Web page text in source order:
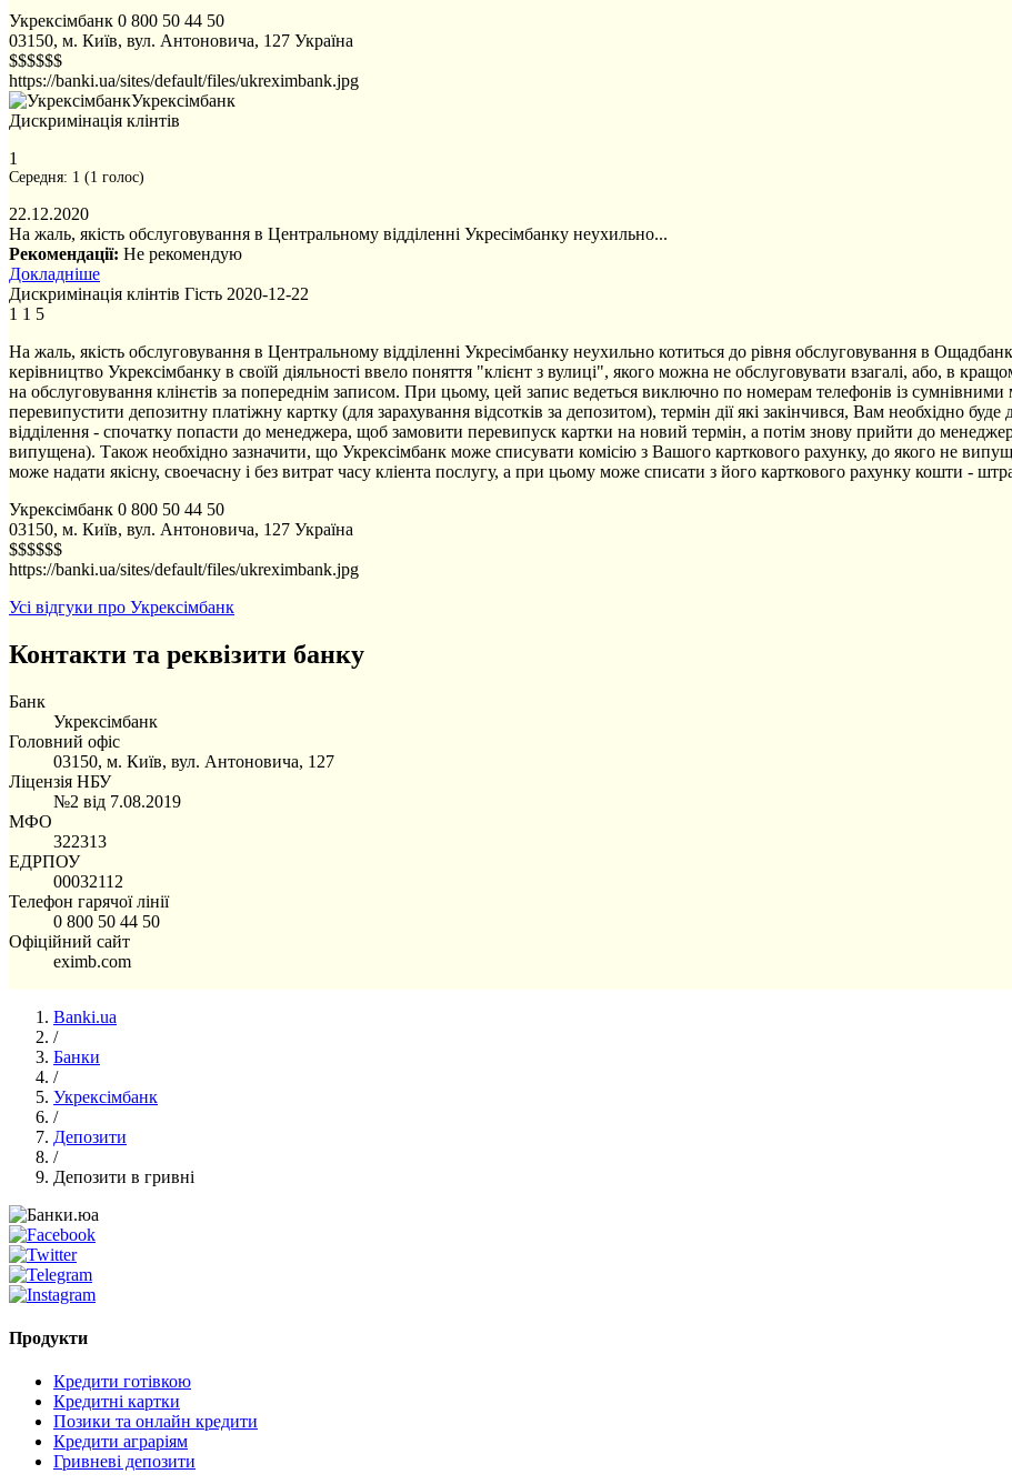
Укрексімбанк 0 800 50 44 50
03150, м. Київ, вул. Антоновича, 127 Україна
$$$$$$
https://banki.ua/sites/default/files/ukreximbank.jpg
Укрексімбанк
Дискримінація клінтів
1
Середня: 1 (1 голос)
22.12.2020
На жаль, якість обслуговування в Центральному відділенні Укресімбанку неухильно...
Рекомендації: Не рекомендую
Докладніше
Дискримінація клінтів Гість 2020-12-22
1 1 5
На жаль, якість обслуговування в Центральному відділенні Укресімбанку неухильно котиться до рівня обслуговування в
керівництво Укрексімбанку в своїй діяльності ввело поняття "клієнт з вулиці", якого можна не обслуговувати взагалі, або, в
на обслуговування клінєтів за попереднім записом. При цьому, цей запис ведеться виключно по номерам телефонів із
перевипустити депозитну платіжну картку (для зарахування відсотків за депозитом), термін дії які закінчився, Вам необхідно
відділення - спочатку попасти до менеджера, щоб замовити перевипуск картки на новий термін, а потім знову прийти до
випущена). Також необхідно зазначити, що Укрексімбанк може списувати комісію з Вашого карткового рахунку, до якого не
може надати якісну, своечасну і без витрат часу кліента послугу, а при цьому може списати з його карткового рахунку кошти -
Укрексімбанк 0 800 50 44 50
03150, м. Київ, вул. Антоновича, 127 Україна
$$$$$$
https://banki.ua/sites/default/files/ukreximbank.jpg
Усі відгуки про Укрексімбанк
Контакти та реквізити банку
Банк
Укрексімбанк
Головний офіс
03150, м. Київ, вул. Антоновича, 127
Ліцензія НБУ
№2 від 7.08.2019
МФО
322313
ЕДРПОУ
00032112
Телефон гарячої лінії
0 800 50 44 50
Офіційний сайт
eximb.com
Banki.ua
/
Банки
/
Укрексімбанк
/
Депозити
/
Депозити в гривні
Продукти
Кредити готівкою
Кредитні картки
Позики та онлайн кредити
Кредити аграріям
Гривневі депозити